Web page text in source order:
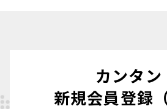
カンタン
新規会員登録